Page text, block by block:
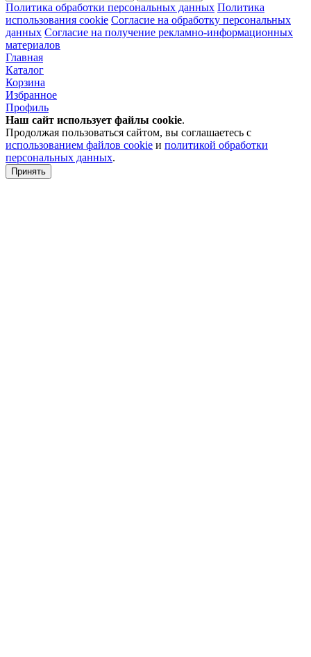
Политика обработки персональных данных Политика
использования cookie Согласие на обработку персональных
данных Согласие на получение рекламно-информационных
материалов
Главная
Каталог
Корзина
Избранное
Профиль
Наш сайт использует файлы cookie.
Продолжая пользоваться сайтом, вы соглашаетесь с
использованием файлов cookie и политикой обработки
персональных данных.
Принять